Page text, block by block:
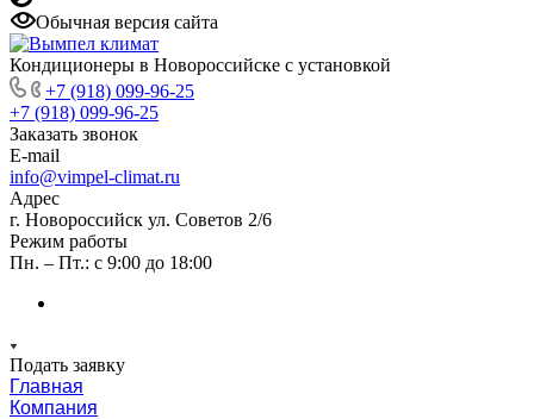
Обычная версия сайта
Кондиционеры в Новороссийске с установкой
+7 (918) 099-96-25
+7 (918) 099-96-25
Заказать звонок
E-mail
info@vimpel-climat.ru
Адрес
г. Новороссийск ул. Советов 2/6
Режим работы
Пн. – Пт.: с 9:00 до 18:00
Подать заявку
Главная
Компания